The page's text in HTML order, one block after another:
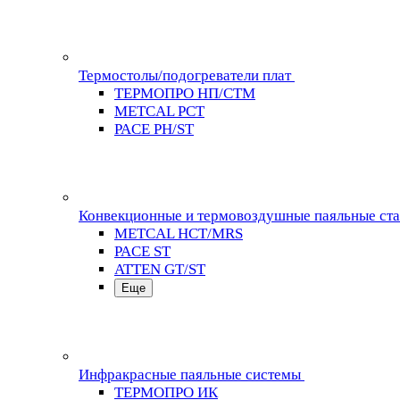
Термостолы/подогреватели плат
ТЕРМОПРО НП/СТМ
METCAL PCT
PACE PH/ST
Конвекционные и термовоздушные паяльные
METCAL HCT/MRS
PACE ST
ATTEN GT/ST
Еще
Инфракрасные паяльные системы
ТЕРМОПРО ИК